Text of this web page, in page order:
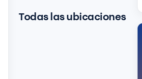
Todas las ubicaciones